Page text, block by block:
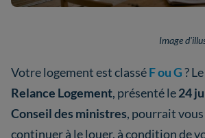
Image
Votre logement est classéF ou G?
Relance Logement, présenté le24
Conseil des ministres, pourrait
continuer à le louer, à condition de